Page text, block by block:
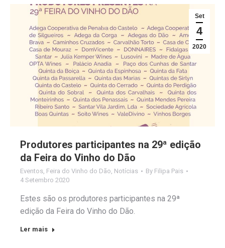
Set
4
2020
Produtores participantes na 29ª edição
da Feira do Vinho do Dão
Eventos, Feira do Vinho do Dão, Notícias By Filipa Pais
4 Setembro 2020
Estes são os produtores participantes na 29ª
edição da Feira do Vinho do Dão.
Ler mais